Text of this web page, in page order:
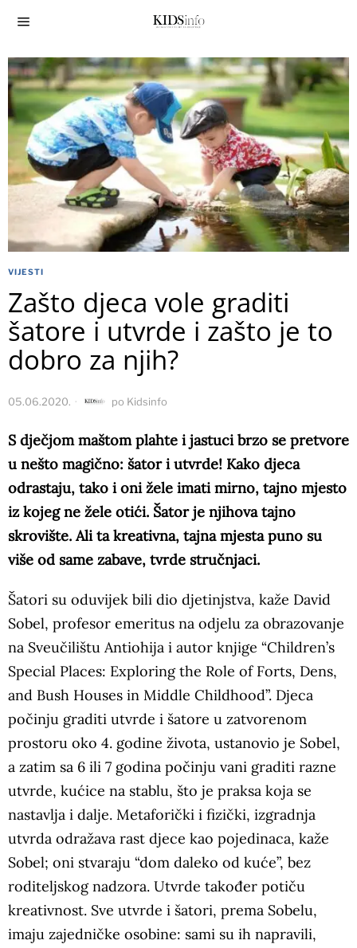
VIJESTI
Zašto djeca vole graditi
šatore i utvrde i zašto je to
dobro za njih?
05.06.2020. po Kidsinfo
S dječjom maštom plahte i jastuci brzo se pretvore
u nešto magično: šator i utvrde! Kako djeca
odrastaju, tako i oni žele imati mirno, tajno mjesto
iz kojeg ne žele otići. Šator je njihova tajno
skrovište. Ali ta kreativna, tajna mjesta puno su
više od same zabave, tvrde stručnjaci.
Šatori su oduvijek bili dio djetinjstva, kaže David
Sobel, profesor emeritus na odjelu za obrazovanje
na Sveučilištu Antiohija i autor knjige “Children’s
Special Places: Exploring the Role of Forts, Dens,
and Bush Houses in Middle Childhood”. Djeca
počinju graditi utvrde i šatore u zatvorenom
prostoru oko 4. godine života, ustanovio je Sobel,
a zatim sa 6 ili 7 godina počinju vani graditi razne
utvrde, kućice na stablu, što je praksa koja se
nastavlja i dalje. Metaforički i fizički, izgradnja
utvrda odražava rast djece kao pojedinaca, kaže
Sobel; oni stvaraju “dom daleko od kuće”, bez
roditeljskog nadzora. Utvrde također potiču
kreativnost. Sve utvrde i šatori, prema Sobelu,
imaju zajedničke osobine: sami su ih napravili,